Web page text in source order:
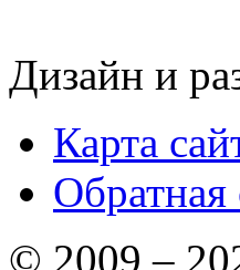
Дизайн и
Карта
Обратная
© 2009 –